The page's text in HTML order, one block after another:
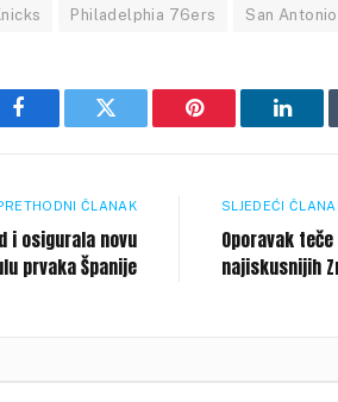
Philadelphia 76ers San
Facebook Twitter Pinterest
ČLANAK
i osigurala novu
prvaka Španije
SLJEDEĆI
Oporavak
najiskusnijih